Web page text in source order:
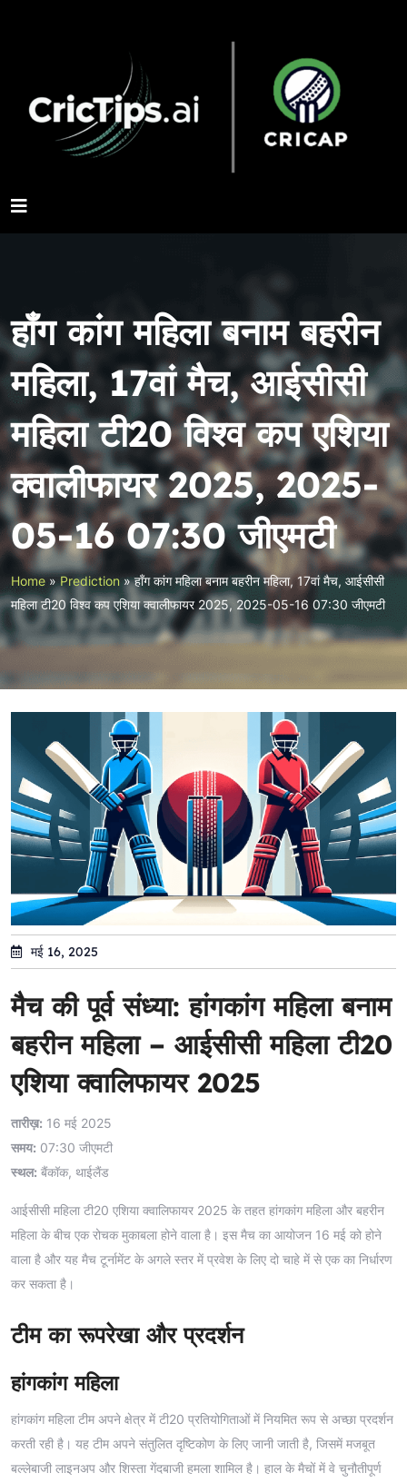
हॉंग कांग महिला बनाम बहरीन
महिला, 17वां मैच, आईसीसी
महिला टी20 विश्व कप एशिया
क्वालीफायर 2025, 2025-
05-16 07:30 जीएमटी
Home » Prediction»हॉंग कांग महिला बनाम बहरीन महिला, 17वां मैच, आईसीसी
महिला टी20 विश्व कप एशिया क्वालीफायर 2025, 2025-05-16 07:30 जीएमटी
मई 16, 2025
मैच की पूर्व संध्या: हांगकांग महिला बनाम
बहरीन महिला – आईसीसी महिला टी20
एशिया क्वालिफायर 2025
तारीख़: 16 मई 2025
समय: 07:30 जीएमटी
स्थल: बैंकॉक, थाईलैंड
आईसीसी महिला टी20 एशिया क्वालिफायर 2025 के तहत हांगकांग महिला और बहरीन
महिला के बीच एक रोचक मुकाबला होने वाला है। इस मैच का आयोजन 16 मई को होने
वाला है और यह मैच टूर्नामेंट के अगले स्तर में प्रवेश के लिए दो चाहे में से एक का निर्धारण
कर सकता है।
टीम का रूपरेखा और प्रदर्शन
हांगकांग महिला
हांगकांग महिला टीम अपने क्षेत्र में टी20 प्रतियोगिताओं में नियमित रूप से अच्छा प्रदर्शन
करती रही है। यह टीम अपने संतुलित दृष्टिकोण के लिए जानी जाती है, जिसमें मजबूत
बल्लेबाजी लाइनअप और शिस्ता गेंदबाजी हमला शामिल है। हाल के मैचों में वे चुनौतीपूर्ण